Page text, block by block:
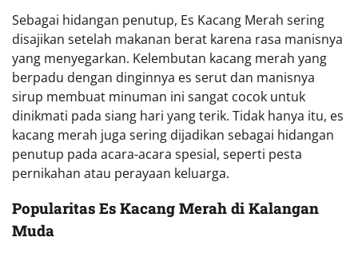
Sebagai hidangan penutup, Es Kacang Merah sering
disajikan setelah makanan berat karena rasa manisnya
yang menyegarkan. Kelembutan kacang merah yang
berpadu dengan dinginnya es serut dan manisnya
sirup membuat minuman ini sangat cocok untuk
dinikmati pada siang hari yang terik. Tidak hanya itu, es
kacang merah juga sering dijadikan sebagai hidangan
penutup pada acara-acara spesial, seperti pesta
pernikahan atau perayaan keluarga.
Popularitas Es Kacang Merah di Kalangan
Muda